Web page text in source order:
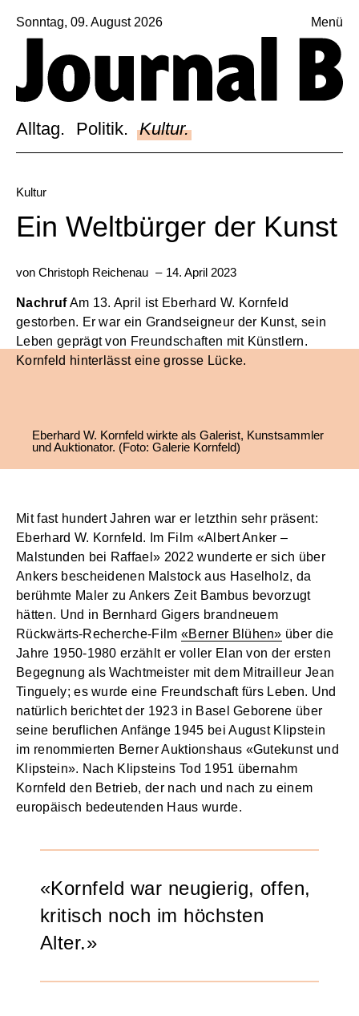
Sonntag, 09. August 2026
Alltag. Politik. Kultur.
Menü
Sagt, was Bern bewegt
Alltag.
Politik.
Kultur.
Dossier.
Suche.
INSTAGRAM
FACEBOOK
BLUESKY
Kultur
Ein Weltbürger der Kunst
von Christoph Reichenau – 14. April 2023
NachrufAm 13. April ist Eberhard W. Kornfeld
gestorben. Er war ein Grandseigneur der Kunst, sein
Leben geprägt von Freundschaften mit Künstlern.
Kornfeld hinterlässt eine grosse Lücke.
Eberhard W. Kornfeld wirkte als Galerist, Kunstsammler
und Auktionator. (Foto: Galerie Kornfeld)
Mit fast hundert Jahren war er letzthin sehr präsent:
Eberhard W. Kornfeld. Im Film «Albert Anker –
Malstunden bei Raffael» 2022 wunderte er sich über
Ankers bescheidenen Malstock aus Haselholz, da
berühmte Maler zu Ankers Zeit Bambus bevorzugt
hätten. Und in Bernhard Gigers brandneuem
Rückwärts-Recherche-Film«Berner Blühen» über die
Jahre 1950-1980 erzählt er voller Elan von der ersten
Begegnung als Wachtmeister mit dem Mitrailleur Jean
Tinguely; es wurde eine Freundschaft fürs Leben. Und
natürlich berichtet der 1923 in Basel Geborene über
seine beruflichen Anfänge 1945 bei August Klipstein
im renommierten Berner Auktionshaus «Gutekunst und
Klipstein». Nach Klipsteins Tod 1951 übernahm
Kornfeld den Betrieb, der nach und nach zu einem
europäisch bedeutenden Haus wurde.
Kornfeld war neugierig, offen,
kritisch noch im höchsten
Alter.